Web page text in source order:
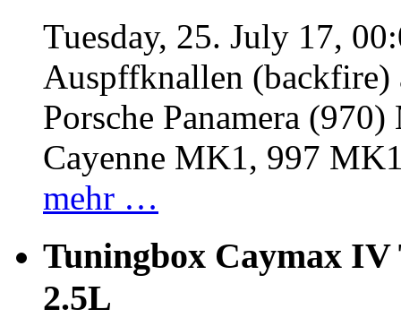
Tuesday, 25. July 17,
Auspffknallen
Porsche Panamera
Cayenne MK1, 997
mehr …
Tuningbox Caymax IV
2.5L